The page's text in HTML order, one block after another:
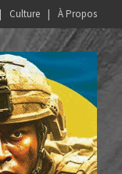
Culture À Propos